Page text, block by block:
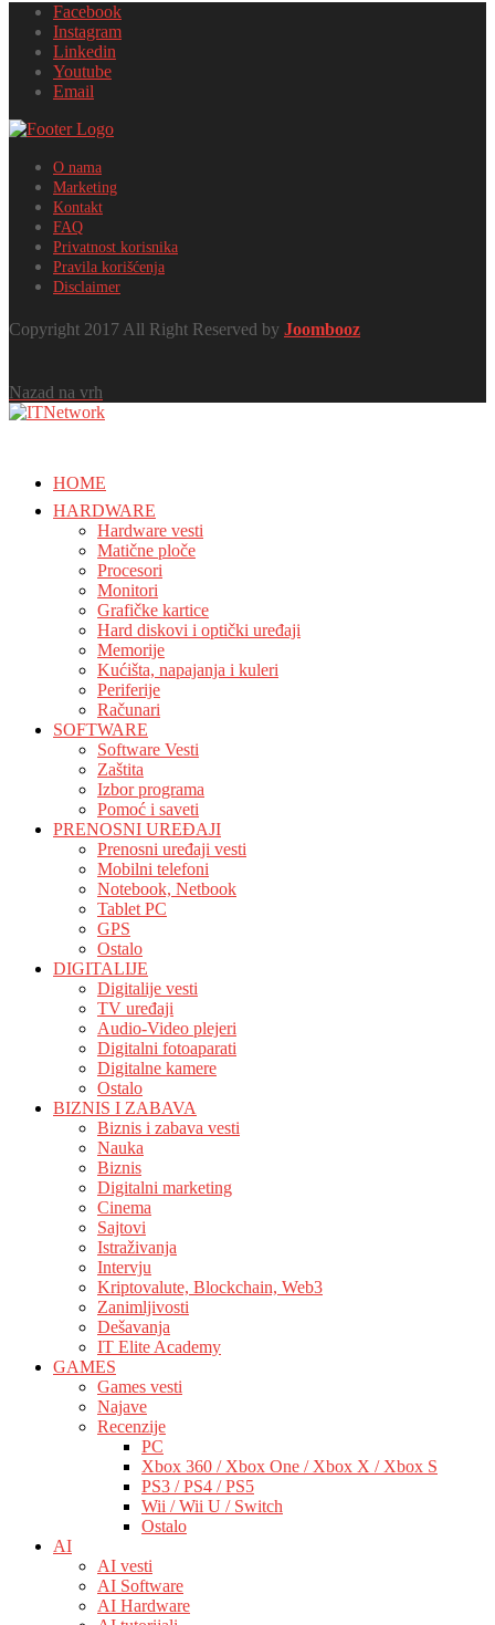
Facebook
Instagram
Linkedin
Youtube
Email
O nama
Marketing
Kontakt
FAQ
Privatnost korisnika
Pravila korišćenja
Disclaimer
Copyright 2017 All Right Reserved by Joombooz
Nazad na vrh
HOME
HARDWARE
Hardware vesti
Matične ploče
Procesori
Monitori
Grafičke kartice
Hard diskovi i optički uređaji
Memorije
Kućišta, napajanja i kuleri
Periferije
Računari
SOFTWARE
Software Vesti
Zaštita
Izbor programa
Pomoć i saveti
PRENOSNI UREĐAJI
Prenosni uređaji vesti
Mobilni telefoni
Notebook, Netbook
Tablet PC
GPS
Ostalo
DIGITALIJE
Digitalije vesti
TV uređaji
Audio-Video plejeri
Digitalni fotoaparati
Digitalne kamere
Ostalo
BIZNIS I ZABAVA
Biznis i zabava vesti
Nauka
Biznis
Digitalni marketing
Cinema
Sajtovi
Istraživanja
Intervju
Kriptovalute, Blockchain, Web3
Zanimljivosti
Dešavanja
IT Elite Academy
GAMES
Games vesti
Najave
Recenzije
PC
Xbox 360 / Xbox One / Xbox X / Xbox S
PS3 / PS4 / PS5
Wii / Wii U / Switch
Ostalo
AI
AI vesti
AI Software
AI Hardware